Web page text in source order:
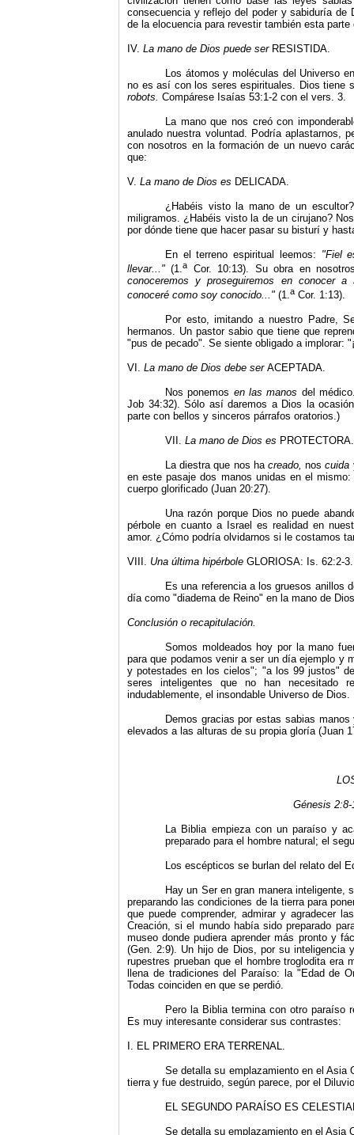
consecuencia y reflejo del poder y sabiduría
de la elocuencia para revestir también esta
IV. La mano de Dios puede ser RESISTIDA.
Los átomos y moléculas del Universo
no es así con los seres espirituales. Dios tiene
robots. Compárese Isaías 53:1-2 con el vers. 3.
La mano que nos creó con
anulado nuestra voluntad. Podría aplastarnos,
con nosotros en la formación de un nuevo
que:
V. La mano de Dios es DELICADA.
¿Habéis visto la mano de un
miligramos. ¿Habéis visto la de un cirujano?
por dónde tiene que hacer pasar su bisturí y
En el terreno espiritual leemos: "Fiel
llevar... " (1.a
Cor. 10:13). Su obra en
conoceremos y proseguiremos en conocer a
conoceré como soy conocido... " (1.a Cor. 1:13).
Por esto, imitando a nuestro Padre,
hermanos. Un pastor sabio que tiene que
"pus de pecado". Se siente obligado a implorar:
VI. La mano de Dios debe ser ACEPTADA.
Nos ponemos en las manos del
Job 34:32). Sólo así daremos a Dios la
parte con bellos y sinceros párrafos oratorios.)
VII. La mano de Dios es PROTECTORA.
La diestra que nos ha creado,noscuida
en este pasaje dos manos unidas en el
cuerpo glorificado (Juan 20:27).
Una razón porque Dios no puede
pérbole en cuanto a Israel es realidad en
amor. ¿Cómo podría olvidarnos si le costamos
VIII. Una última hipérbole GLORIOSA: Is. 62:2-3.
Es una referencia a los gruesos anillos
día como "diadema de Reino" en la mano de
Conclusión o recapitulación.
Somos moldeados hoy por la mano
para que podamos venir a ser un día ejemplo y
y potestades en los cielos"; "a los 99 justos"
seres inteligentes que no han necesitado
indudablemente, el insondable Universo de Dios.
Demos gracias por estas sabias
elevados a las alturas de su propia gloría (Juan
Génesis
La Biblia empieza con un paraíso y
preparado para el hombre natural; el
Los escépticos se burlan del relato del
Hay un Ser en gran manera
preparando las condiciones de la tierra para
que puede comprender, admirar y agradecer
Creación, si el mundo había sido preparado
museo donde pudiera aprender más pronto y
(Gen. 2:9). Un hijo de Dios, por su inteligencia
rupestres prueban que el hombre troglodita
llena de tradiciones del Paraíso: la "Edad de
Todas coinciden en que se perdió.
Pero la Biblia termina con otro paraíso
Es muy interesante considerar sus contrastes:
I. EL PRIMERO ERA TERRENAL.
Se detalla su emplazamiento en el
tierra y fue destruido, según parece, por el
EL SEGUNDO PARAÍSO ES
Se detalla su emplazamiento en el Asia